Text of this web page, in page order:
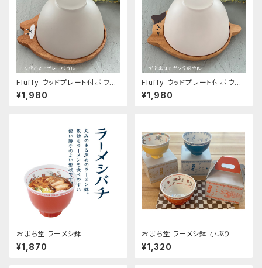
Fluffy ウッドプレート付ボウル
シバイヌ
¥1,980
Fluffy ウッドプレート付ボウル
ブチネコ
¥1,980
おまち堂 ラーメシ鉢
¥1,870
おまち堂 ラーメシ鉢 小ぶり
¥1,320